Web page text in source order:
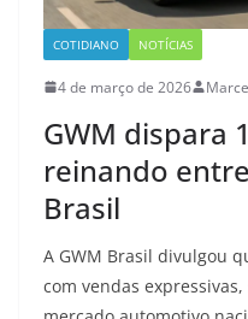
COTIDIANO NOTÍCIAS
4 de março de 2026
GWM dispara
reinando
Brasil
A GWM Brasil divulgou
com vendas